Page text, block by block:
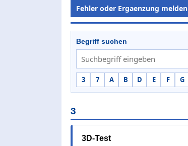
Fehler oder Ergaenzung melden
Begriff suchen
3 7 A B D E F G
3
3D-Test